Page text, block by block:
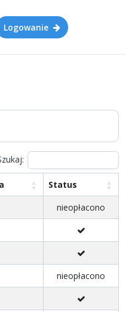
Logowanie
Status
nieopłacono
nieopłacono